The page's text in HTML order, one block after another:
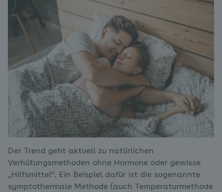
Der Trend geht aktuell zu natürlichen
Verhütungsmethoden ohne Hormone oder gewisse
„Hilfsmittel“. Ein Beispiel dafür ist die sogenannte
symptothermale Methode (auch Temperaturmethode